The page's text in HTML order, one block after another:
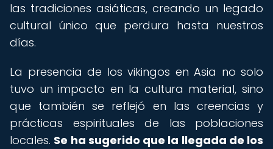
las tradiciones asiáticas, creando un legado
cultural único que perdura hasta nuestros
días.
La presencia de los vikingos en Asia no solo
tuvo un impacto en la cultura material, sino
que también se reflejó en las creencias y
prácticas espirituales de las poblaciones
locales. Se ha sugerido que la llegada de los